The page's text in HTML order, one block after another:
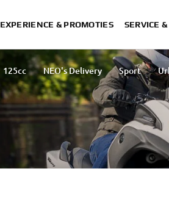
EXPERIENCE & PROMOTIES SERVICE
125cc NEO's Delivery Sport